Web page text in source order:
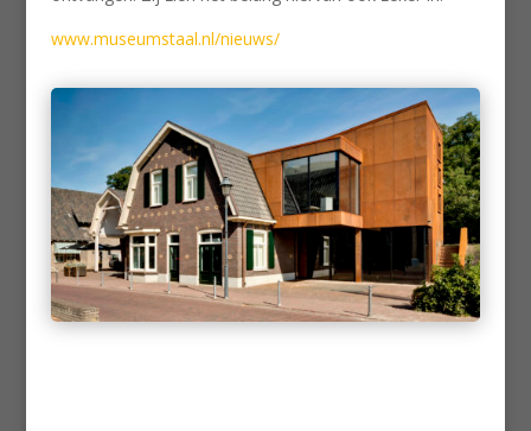
www.museumstaal.nl/nieuws/